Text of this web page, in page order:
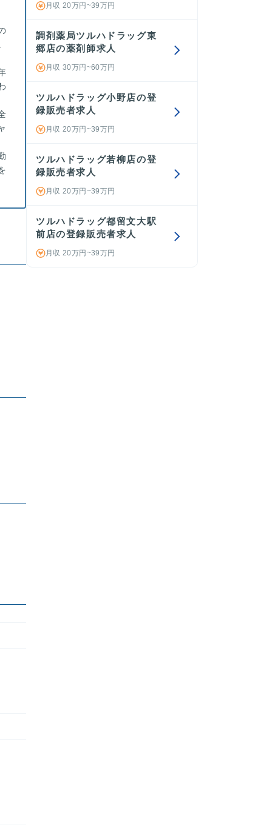
月収 20万円~39万円
調剤薬局ツルハドラッグ東
郷店の薬剤師求人
月収 30万円~60万円
ツルハドラッグ小野店の登
録販売者求人
月収 20万円~39万円
ツルハドラッグ若柳店の登
録販売者求人
月収 20万円~39万円
ツルハドラッグ都留文大駅
前店の登録販売者求人
月収 20万円~39万円